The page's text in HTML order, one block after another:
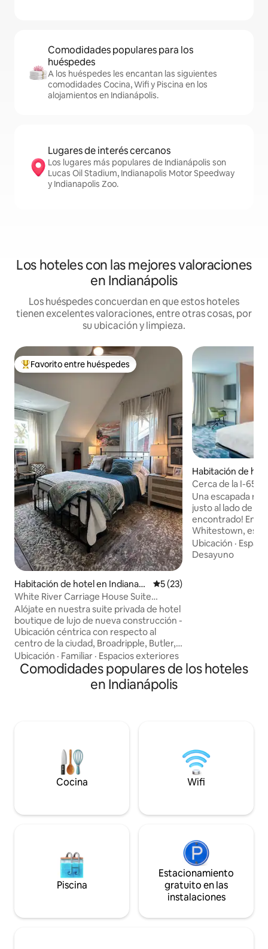
Comodidades populares para los
huéspedes
A los huéspedes les encantan las siguientes
comodidades Cocina, Wifi y Piscina en los
alojamientos en Indianápolis.
Lugares de interés cercanos
Los lugares más populares de Indianápolis son
Lucas Oil Stadium, Indianapolis Motor Speedway
y Indianapolis Zoo.
Los hoteles con las mejores valoraciones
en Indianápolis
Los huéspedes concuerdan en que estos hoteles
tienen excelentes valoraciones, entre otras cosas, por
su ubicación y limpieza.
Favorito entre huéspedes preferido
Favorito entre huéspedes
Habitación de hotel en Indianap
olis
Calificación promedio: 5 de
5 (23)
White River Carriage House Suite
Osprey
Alójate en nuestra suite privada de hotel
boutique de lujo de nueva construcción -
Ubicación céntrica con respecto al
centro de la ciudad, Broadripple, Butler,
Carmel, Fishers y Westfield, así como a
lugares deportivos, musicales o
artísticos - Acceso frente al agua al río
cocina americana - La cocina pequeña
tiene microondas, tostadora/freidora de
aire y licuadora
Ubicación · Familiar · Espacios exteriores
Habitación de hotel en
+J2 Whitestown,
Cerca de la I-65 |
Desayuno.
Una escapada
justo al lado de la
encontrado! En
Whitestown,
ambiente del
Zionsville y los
Ubicación ·
Desayuno
Comodidades populares de los hoteles
en Indianápolis
Cocina Wifi
Piscina
Estacionamiento
gratuito en las
instalaciones